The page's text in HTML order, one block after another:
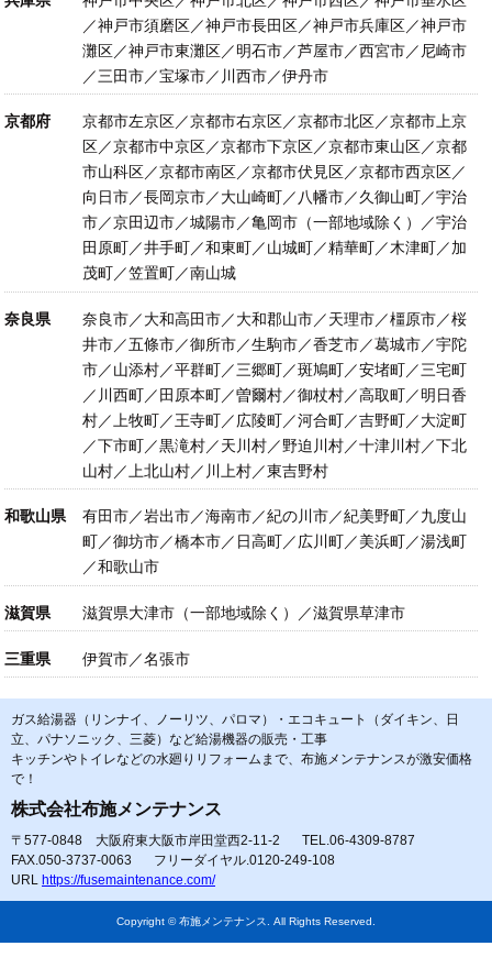
／神戸市須磨区／神戸市長田区／神戸市兵庫区／神戸市
灘区／神戸市東灘区／明石市／芦屋市／西宮市／尼崎市
／三田市／宝塚市／川西市／伊丹市
京都府
京都市左京区／京都市右京区／京都市北区／京都市上京
区／京都市中京区／京都市下京区／京都市東山区／京都
市山科区／京都市南区／京都市伏見区／京都市西京区／
向日市／長岡京市／大山崎町／八幡市／久御山町／宇治
市／京田辺市／城陽市／亀岡市（一部地域除く）／宇治
田原町／井手町／和東町／山城町／精華町／木津町／加
茂町／笠置町／南山城
奈良県
奈良市／大和高田市／大和郡山市／天理市／橿原市／桜
井市／五條市／御所市／生駒市／香芝市／葛城市／宇陀
市／山添村／平群町／三郷町／斑鳩町／安堵町／三宅町
／川西町／田原本町／曽爾村／御杖村／高取町／明日香
村／上牧町／王寺町／広陵町／河合町／吉野町／大淀町
／下市町／黒滝村／天川村／野迫川村／十津川村／下北
山村／上北山村／川上村／東吉野村
和歌山県
有田市／岩出市／海南市／紀の川市／紀美野町／九度山
町／御坊市／橋本市／日高町／広川町／美浜町／湯浅町
／和歌山市
滋賀県 滋賀県大津市（一部地域除く）／滋賀県草津市
三重県 伊賀市／名張市
ガス給湯器（リンナイ、ノーリツ、パロマ）・エコキュート（ダイキン、日
立、パナソニック、三菱）など給湯機器の販売・工事
キッチンやトイレなどの水廻りリフォームまで、布施メンテナンスが激安価格
で！
株式会社布施メンテナンス
〒577-0848 大阪府東大阪市岸田堂西2-11-2
TEL.06-4309-8787
FAX.050-3737-0063
フリーダイヤル.0120-249-108
URL https://fusemaintenance.com/
Copyright © 布施メンテナンス. All Rights Reserved.